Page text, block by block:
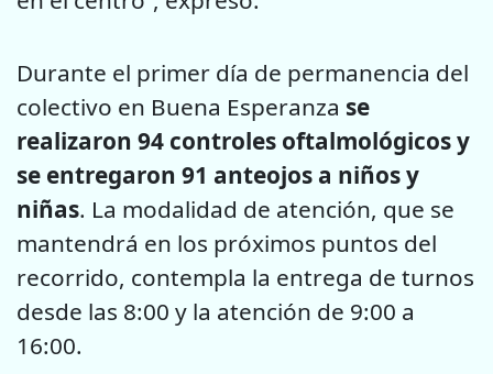
Durante el primer día de permanencia del
colectivo en Buena Esperanza se
realizaron 94 controles oftalmológicos y
se entregaron 91 anteojos a niños y
niñas. La modalidad de atención, que se
mantendrá en los próximos puntos del
recorrido, contempla la entrega de turnos
desde las 8:00 y la atención de 9:00 a
16:00.